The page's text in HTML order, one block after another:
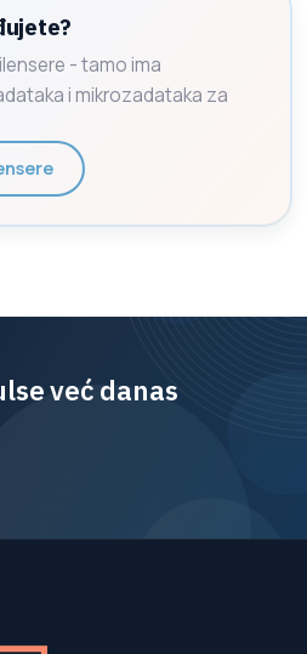
- tamo ima
i mikrozadataka za
već danas